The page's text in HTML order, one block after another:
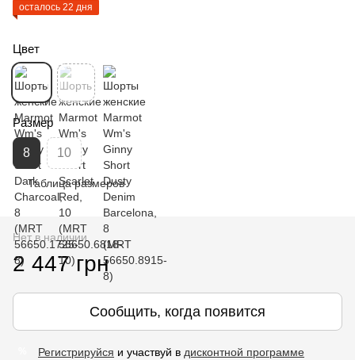
осталось 22 дня
Цвет
Размер
8 10
Таблица размеров
Нет в наличии
2 447 грн
Сообщить, когда появится
Регистрируйся и участвуй в дисконтной программе